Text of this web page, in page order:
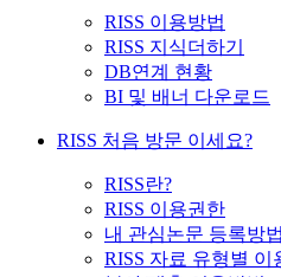
RISS 이용방법
RISS 지식더하기
DB연계 현황
BI 및 배너 다운로드
RISS 처음 방문 이세요?
RISS란?
RISS 이용권한
내 관심논문 등록방법
RISS 자료 유형별 이